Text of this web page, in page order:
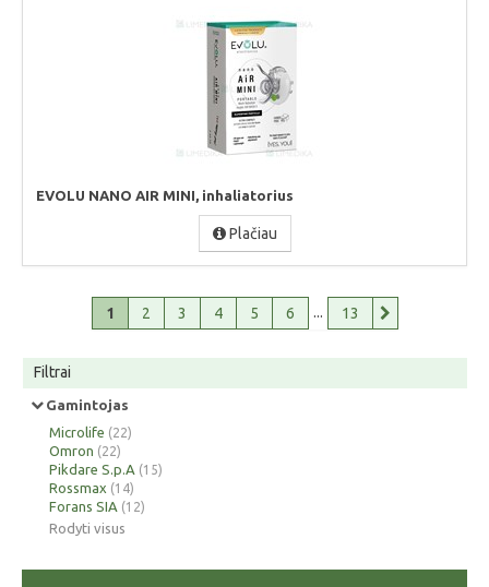
EVOLU NANO AIR MINI, inhaliatorius
Plačiau
1 2 3 4 5 6 ... 13
Filtrai
Gamintojas
Microlife (22)
Omron (22)
Pikdare S.p.A (15)
Rossmax (14)
Forans SIA (12)
Rodyti visus